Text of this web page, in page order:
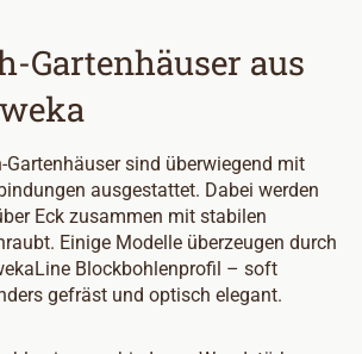
Gartenhäuser aus
Gartenhäuser sind überwiegend mit
ausgestattet. Dabei werden
Eck zusammen mit stabilen
Einige Modelle überzeugen durch
Blockbohlenprofil – soft
gefräst und optisch elegant.